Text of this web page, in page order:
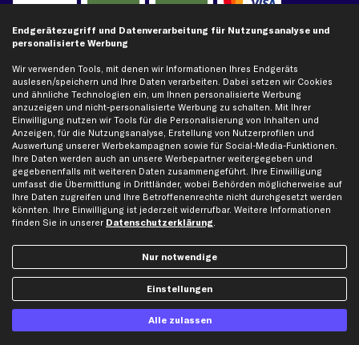
Vorkasse
Versand
Artikel, Teile, Original und Bestell-Nr. dienen nur zu Vergleichszwecken und sind
keine Herkunftsbezeichnungen. Die Nennung von Namen, Warenzeichen oder
Markennamen erfolgt nur zu Zwecken der Zuordnung unserer Artikel. Die Angaben
bis zur Bezahlung unser Eigentum.
Die hier dargestellten Daten, insbesondere die gesamte Datenbank, dürfen nicht
vervielfältigt werden. Die Vervielfältigung und Verbreitung der Daten und der
Dritter in solche Aktivitäten ist streng verboten. Jegliche unautorisierte Nutzung von
Inhalten stellt eine Verletzung des Urheberrechts dar und kann rechtliche Schritte
Endgerätezugriff und Datenverarbeitung für Nutzungsanalyse und
personalisierte Werbung
Wir verwenden Tools, mit denen wir Informationen Ihres Endgeräts
auslesen/speichern und Ihre Daten verarbeiten. Dabei setzen wir Cookies
und ähnliche Technologien ein, um Ihnen personalisierte Werbung
anzuzeigen und nicht-personalisierte Werbung zu schalten. Mit Ihrer
Einwilligung nutzen wir Tools für die Personalisierung von Inhalten und
Anzeigen, für die Nutzungsanalyse, Erstellung von Nutzerprofilen und
Auswertung unserer Werbekampagnen sowie für Social-Media-Funktionen.
Ihre Daten werden auch an unsere Werbepartner weitergegeben und
gegebenenfalls mit weiteren Daten zusammengeführt. Ihre Einwilligung
umfasst die Übermittlung in Drittländer, wobei Behörden möglicherweise auf
Ihre Daten zugreifen und Ihre Betroffenenrechte nicht durchgesetzt werden
könnten. Ihre Einwilligung ist jederzeit widerrufbar. Weitere Informationen
finden Sie in unserer Datenschutzerklärung.
Nur notwendige
Einstellungen
Alle zulassen